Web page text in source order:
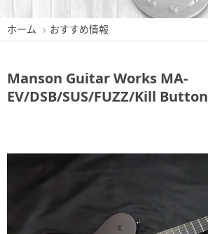
ホーム おすすめ情報
Manson Guitar Works MA-
EV/DSB/SUS/FUZZ/Kill Button